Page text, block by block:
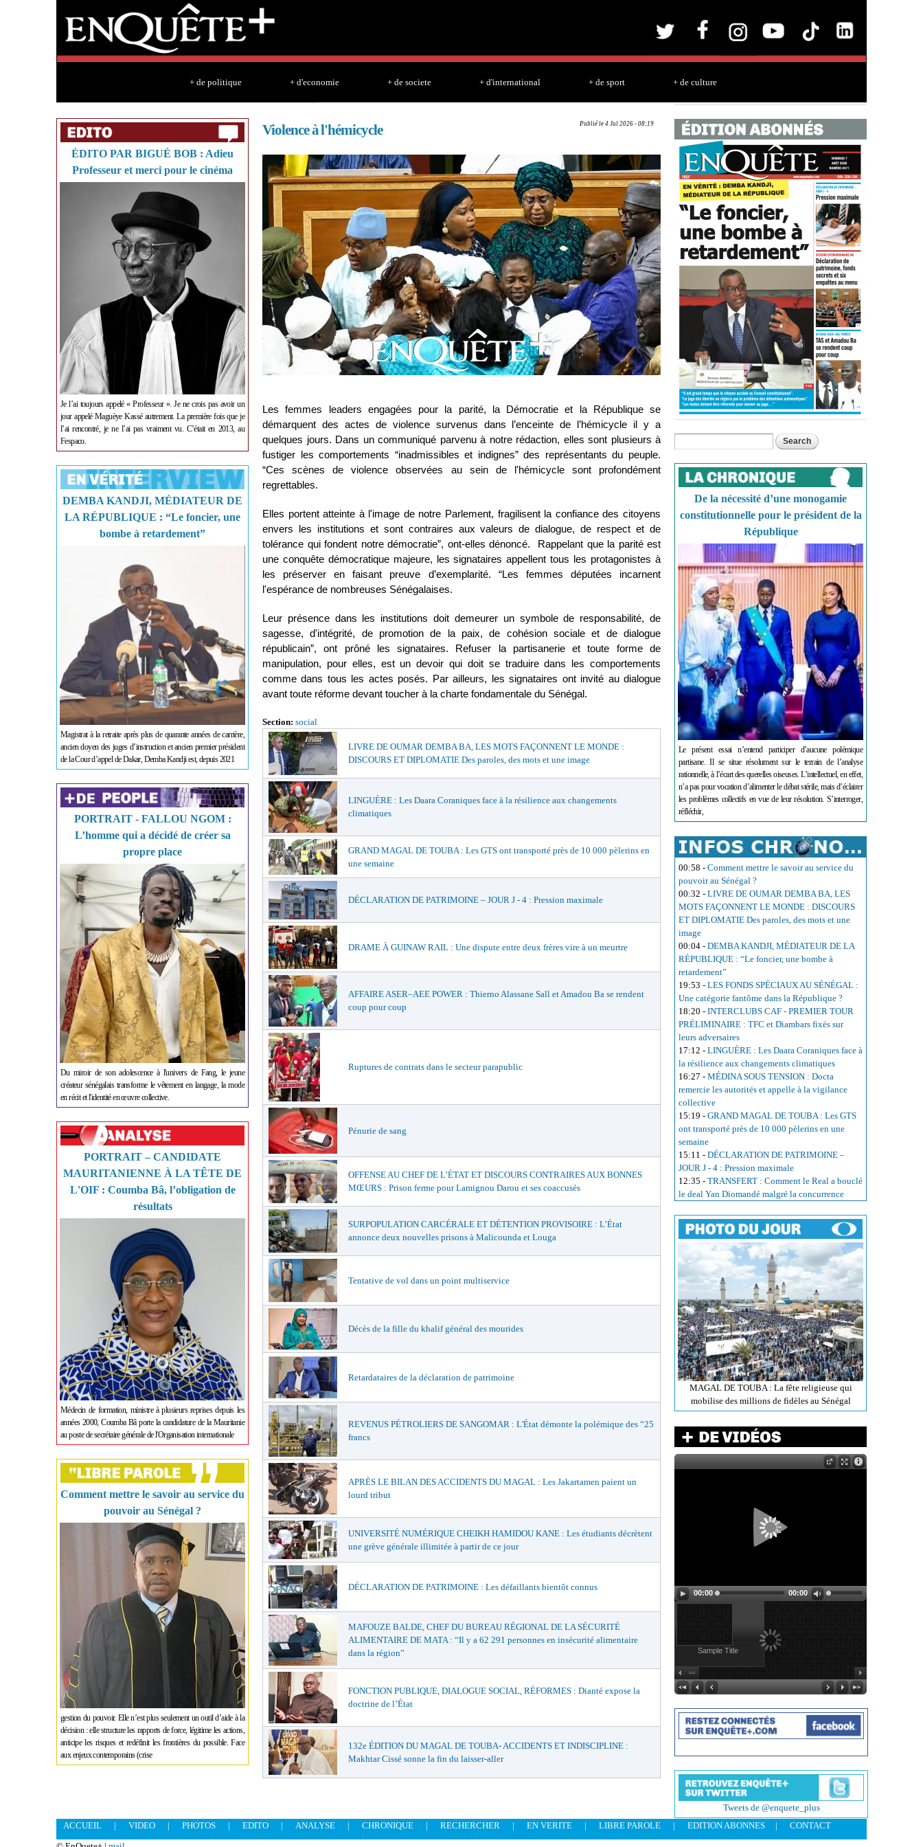
+ de politique + d'economie + de societe + d'international + de sport + de culture
ÉDITO PAR BIGUÉ BOB : Adieu
Professeur et merci pour le cinéma
Je l’ai toujours appelé « Professeur ». Je ne crois pas avoir un
jour appelé Maguèye Kassé autrement. La première fois que je
l’ai rencontré, je ne l’ai pas vraiment vu. C’était en 2013, au
Fespaco.
DEMBA KANDJI, MÉDIATEUR DE
LA RÉPUBLIQUE : “Le foncier, une
bombe à retardement”
Magistrat à la retraite après plus de quarante années de carrière,
ancien doyen des juges d’instruction et ancien premier président
de la Cour d’appel de Dakar, Demba Kandji est, depuis 2021
PORTRAIT - FALLOU NGOM :
L’homme qui a décidé de créer sa
propre place
Du miroir de son adolescence à l'univers de Fang, le jeune
créateur sénégalais transforme le vêtement en langage, la mode
en récit et l'identité en œuvre collective.
PORTRAIT – CANDIDATE
MAURITANIENNE À LA TÊTE DE
L'OIF : Coumba Bâ, l’obligation de
résultats
Médecin de formation, ministre à plusieurs reprises depuis les
années 2000, Coumba Bâ porte la candidature de la Mauritanie
au poste de secrétaire générale de l'Organisation internationale
Comment mettre le savoir au service du
pouvoir au Sénégal ?
gestion du pouvoir. Elle n’est plus seulement un outil d’aide à la
décision : elle structure les rapports de force, légitime les actions,
anticipe les risques et redéfinit les frontières du possible. Face
aux enjeux contemporains (crise
Publié le 4 Jul 2026 - 08:19
Violence à l'hémicycle
Les femmes leaders engagées pour la parité, la Démocratie et la République se
démarquent des actes de violence survenus dans l’enceinte de l’hémicycle il y a
quelques jours. Dans un communiqué parvenu à notre rédaction, elles sont plusieurs à
fustiger les comportements “inadmissibles et indignes” des représentants du peuple.
“Ces scènes de violence observées au sein de l'hémicycle sont profondément
regrettables.
Elles portent atteinte à l'image de notre Parlement, fragilisent la confiance des citoyens
envers les institutions et sont contraires aux valeurs de dialogue, de respect et de
tolérance qui fondent notre démocratie”, ont-elles dénoncé. Rappelant que la parité est
une conquête démocratique majeure, les signataires appellent tous les protagonistes à
les préserver en faisant preuve d’exemplarité. “Les femmes députées incarnent
l'espérance de nombreuses Sénégalaises.
Leur présence dans les institutions doit demeurer un symbole de responsabilité, de
sagesse, d'intégrité, de promotion de la paix, de cohésion sociale et de dialogue
républicain”, ont prôné les signataires. Refuser la partisanerie et toute forme de
manipulation, pour elles, est un devoir qui doit se traduire dans les comportements
comme dans tous les actes posés. Par ailleurs, les signataires ont invité au dialogue
avant toute réforme devant toucher à la charte fondamentale du Sénégal.
Section: social
LIVRE DE OUMAR DEMBA BA, LES MOTS FAÇONNENT LE MONDE :
DISCOURS ET DIPLOMATIE Des paroles, des mots et une image
LINGUÈRE : Les Daara Coraniques face à la résilience aux changements
climatiques
GRAND MAGAL DE TOUBA : Les GTS ont transporté près de 10 000 pèlerins en
une semaine
DÉCLARATION DE PATRIMOINE – JOUR J - 4 : Pression maximale
DRAME À GUINAW RAIL : Une dispute entre deux frères vire à un meurtre
AFFAIRE ASER–AEE POWER : Thierno Alassane Sall et Amadou Ba se rendent
coup pour coup
Ruptures de contrats dans le secteur parapublic
Pénurie de sang
OFFENSE AU CHEF DE L’ÉTAT ET DISCOURS CONTRAIRES AUX BONNES
MŒURS : Prison ferme pour Lamignou Darou et ses coaccusés
SURPOPULATION CARCÉRALE ET DÉTENTION PROVISOIRE : L’État
annonce deux nouvelles prisons à Malicounda et Louga
Tentative de vol dans un point multiservice
Décès de la fille du khalif général des mourides
Retardataires de la déclaration de patrimoine
REVENUS PÉTROLIERS DE SANGOMAR : L'État démonte la polémique des “25
francs
APRÈS LE BILAN DES ACCIDENTS DU MAGAL : Les Jakartamen paient un
lourd tribut
UNIVERSITÉ NUMÉRIQUE CHEIKH HAMIDOU KANE : Les étudiants décrètent
une grève générale illimitée à partir de ce jour
DÉCLARATION DE PATRIMOINE : Les défaillants bientôt connus
MAFOUZE BALDE, CHEF DU BUREAU RÉGIONAL DE LA SÉCURITÉ
ALIMENTAIRE DE MATA : “Il y a 62 291 personnes en insécurité alimentaire
dans la région”
FONCTION PUBLIQUE, DIALOGUE SOCIAL, RÉFORMES : Dianté expose la
doctrine de l’État
132e ÉDITION DU MAGAL DE TOUBA- ACCIDENTS ET INDISCIPLINE :
Makhtar Cissé sonne la fin du laisser-aller
Search form
De la nécessité d’une monogamie
constitutionnelle pour le président de la
République
Le présent essai n’entend participer d’aucune polémique
partisane. Il se situe résolument sur le terrain de l’analyse
rationnelle, à l’écart des querelles oiseuses. L’intellectuel, en effet,
n’a pas pour vocation d’alimenter le débat stérile, mais d’éclairer
les problèmes collectifs en vue de leur résolution. S’interroger,
réfléchir,
00:58 - Comment mettre le savoir au service du
pouvoir au Sénégal ?
00:32 - LIVRE DE OUMAR DEMBA BA, LES
MOTS FAÇONNENT LE MONDE : DISCOURS
ET DIPLOMATIE Des paroles, des mots et une
image
00:04 - DEMBA KANDJI, MÉDIATEUR DE LA
RÉPUBLIQUE : “Le foncier, une bombe à
retardement”
19:53 - LES FONDS SPÉCIAUX AU SÉNÉGAL :
Une catégorie fantôme dans la République ?
18:20 - INTERCLUBS CAF - PREMIER TOUR
PRÉLIMINAIRE : TFC et Diambars fixés sur
leurs adversaires
17:12 - LINGUÈRE : Les Daara Coraniques face à
la résilience aux changements climatiques
16:27 - MÉDINA SOUS TENSION : Docta
remercie les autorités et appelle à la vigilance
collective
15:19 - GRAND MAGAL DE TOUBA : Les GTS
ont transporté près de 10 000 pèlerins en une
semaine
15:11 - DÉCLARATION DE PATRIMOINE –
JOUR J - 4 : Pression maximale
12:35 - TRANSFERT : Comment le Real a bouclé
le deal Yan Diomandé malgré la concurrence
MAGAL DE TOUBA : La fête religieuse qui
mobilise des millions de fidèles au Sénégal
00:00 00:00
Sample Title
Tweets de @enquete_plus
ACCUEIL
| VIDEO | PHOTOS | EDITO | ANALYSE | CHRONIQUE | RECHERCHER | EN VERITE | LIBRE PAROLE | EDITION ABONNES |
CONTACT